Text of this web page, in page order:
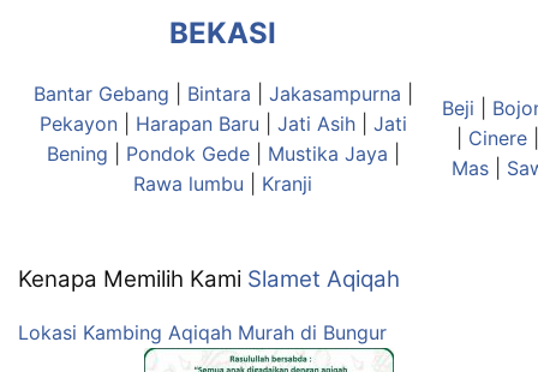
BEKASI
Bantar Gebang Bintara Jakasampurna
Pekayon| Harapan Baru Jati Asih| Jati
Bening
Pondok Gede| Mustika Jaya
Rawa lumbu
Kranji
Beji
Cinere
Mas|
Kenapa Memilih Kami Slamet Aqiqah
Lokasi Kambing Aqiqah Murah di Bungur